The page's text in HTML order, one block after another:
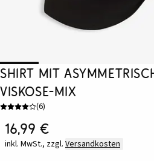
Shirt mit
Viskose-Mix
(6)
16,99 €
inkl. MwSt., zzgl. Versandkosten